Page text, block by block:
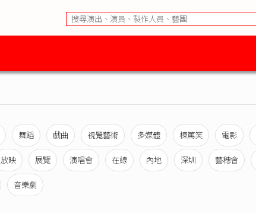
舞蹈 戲曲 視覺藝術 多媒體 棟篤笑 電影
放映 展覽 演唱會 在線 內地 深圳 藝穗會
音樂劇